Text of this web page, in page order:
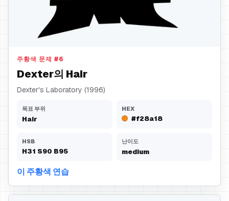
주황색 문제 #6
Dexter의 Hair
Dexter's Laboratory (1996)
목표 부위
Hair
HEX
#f28a18
HSB
H31 S90 B95
난이도
medium
이 주황색 연습